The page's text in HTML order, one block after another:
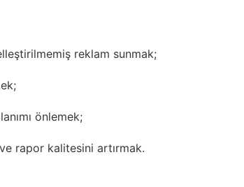
reklam sunmak;
önlemek;
rapor kalitesini artırmak.